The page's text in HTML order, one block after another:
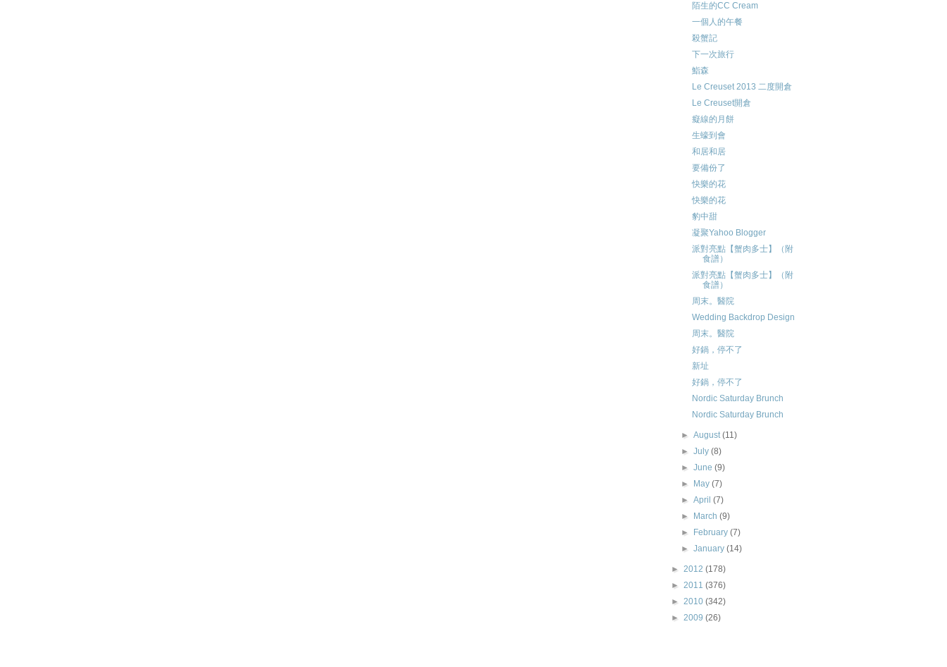
陌生的CC Cream
一個人的午餐
殺蟹記
下一次旅行
鮨森
Le Creuset 2013 二度開倉
Le Creuset開倉
癡線的月餅
生蠔到會
和居和居
要備份了
快樂的花
快樂的花
豹中甜
凝聚Yahoo Blogger
派對亮點【蟹肉多士】（附
食譜）
派對亮點【蟹肉多士】（附
食譜）
周末。醫院
Wedding Backdrop Design
周末。醫院
好鍋，停不了
新址
好鍋，停不了
Nordic Saturday Brunch
Nordic Saturday Brunch
►August(11)
►July(8)
►June(9)
►
May(7)
►April(7)
►
March(9)
►
February(7)
►January(14)
► 2012 (178)
► 2011 (376)
► 2010 (342)
► 2009 (26)